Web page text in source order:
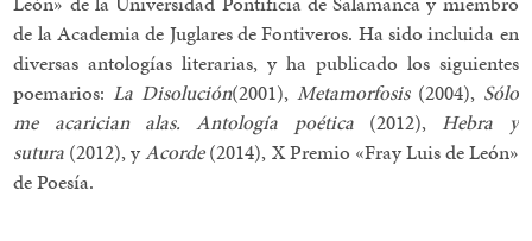
de la Academia de Juglares de Fontiveros. Ha sido incluida en
diversas antologías literarias, y ha publicado los siguientes
poemarios:La Disolución(2001), Metamorfosis(2004), Sólo
me acarician alas. Antología poética(2012),Hebra y
sutura (2012), yAcorde(2014), X Premio «Fray Luis de León»
de Poesía.